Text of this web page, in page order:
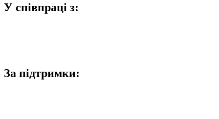
У співпраці з:
За підтримки: